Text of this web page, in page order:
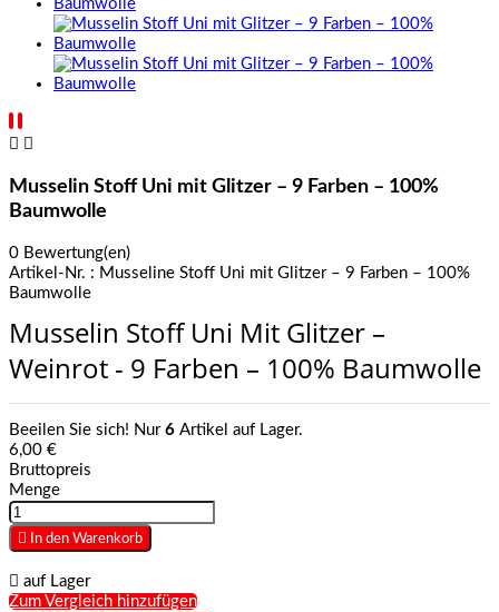
 
Musselin Stoff Uni mit Glitzer – 9 Farben – 100%
Baumwolle
0 Bewertung(en)
Artikel-Nr. : Musseline Stoff Uni mit Glitzer – 9 Farben – 100%
Baumwolle
Musselin Stoff Uni Mit Glitzer –
Weinrot - 9 Farben – 100% Baumwolle
Beeilen Sie sich! Nur 6 Artikel auf Lager.
6,00 €
Bruttopreis
Menge
 In den Warenkorb
 auf Lager
Zum Vergleich hinzufügen